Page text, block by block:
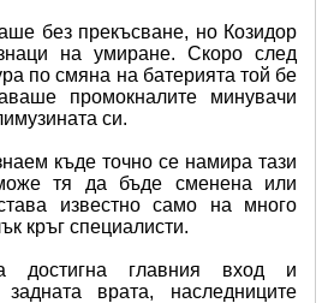
без прекъсване, но Козидор
на умиране. Скоро след
по смяна на батерията той бе
промокналите минувачи
си.
къде точно се намира тази
тя да бъде сменена или
известно само на много
кръг специалисти.
достигна главния вход и
врата, наследниците